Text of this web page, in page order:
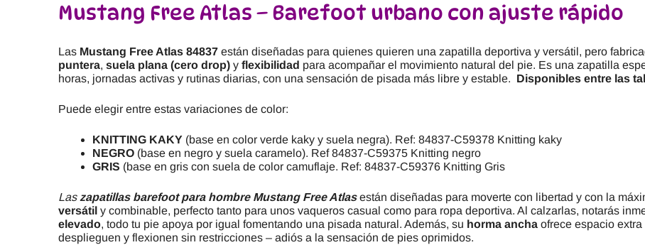
Mustang Free Atlas – Barefoot urbano con ajuste rápido
Las Mustang Free Atlas 84837 están diseñadas para quienes quieren una zapatilla deportiva y versátil, pero
puntera, suela plana (cero drop) y flexibilidad para acompañar el movimiento natural del pie. Es una zapatilla
horas, jornadas activas y rutinas diarias, con una sensación de pisada más libre y estable. Disponibles entre las
Puede elegir entre estas variaciones de color:
KNITTING KAKY (base en color verde kaky y suela negra). Ref: 84837-C59378 Knitting kaky
NEGRO (base en negro y suela caramelo). Ref 84837-C59375 Knitting negro
GRIS (base en gris con suela de color camuflaje. Ref: 84837-C59376 Knitting Gris
Las zapatillas barefoot para hombre Mustang Free Atlasestán diseñadas para moverte con libertad y con la
versátil y combinable, perfecto tanto para unos vaqueros casual como para ropa deportiva. Al calzarlas, notarás
elevado, todo tu pie apoya por igual fomentando una pisada natural. Además, su horma ancha ofrece espacio
desplieguen y flexionen sin restricciones – adiós a la sensación de pies oprimidos.